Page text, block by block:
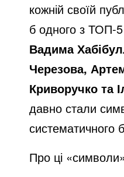
кожній своїй
б одного з ТОП-5
Вадима
Черезова,
Криворучко та
давно стали
систематичного
Про ці